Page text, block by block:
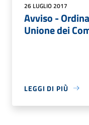
26 LUGLIO 2017
Avviso -
Unione dei
LEGGI DI PIÙ